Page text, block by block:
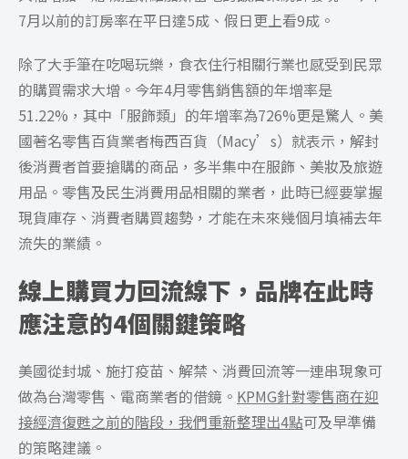
7月以前的訂房率在平日達5成、假日更上看9成。
除了大手筆在吃喝玩樂，食衣住行相關行業也感受到民眾
的購買需求大增。今年4月零售銷售額的年增率是
51.22%，其中「服飾類」的年增率為726%更是驚人。美
國著名零售百貨業者梅西百貨（Macy’s）就表示，解封
後消費者首要搶購的商品，多半集中在服飾、美妝及旅遊
用品。零售及民生消費用品相關的業者，此時已經要掌握
現貨庫存、消費者購買趨勢，才能在未來幾個月填補去年
流失的業績。
線上購買力回流線下，品牌在此時
應注意的4個關鍵策略
美國從封城、施打疫苗、解禁、消費回流等一連串現象可
做為台灣零售、電商業者的借鏡。 KPMG針對零售商在迎
接經濟復甦之前的階段，我們重新整理出4點可及早準備
的策略建議。